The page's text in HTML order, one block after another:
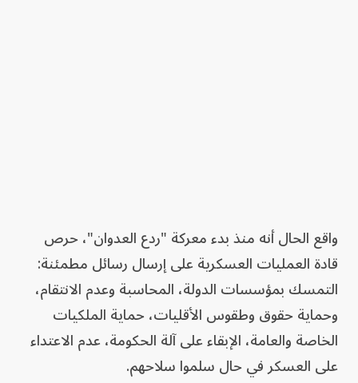
واقع الحال أنه منذ بدء معركة "ردع العدوان"، حرص
قادة العمليات العسكرية على إرسال رسائل مطمئنة:
التمسك بمؤسسات الدولة، المحاسبة وعدم الانتقام،
وحماية حقوق وطقوس الأقليات، حماية الملكيات
الخاصة والعامة، الإبقاء على آلة الحكومة، عدم الاعتداء
على العسكر في حال سلموا سلاحهم.